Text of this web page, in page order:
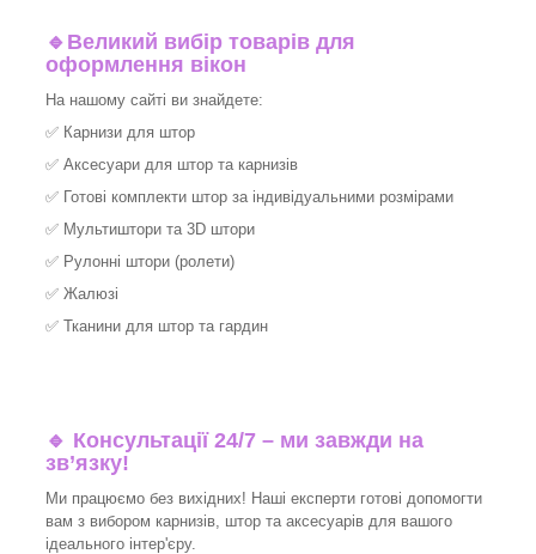
🔹 Великий вибір товарів для
оформлення вікон
На нашому сайті ви знайдете:
✅ Карнизи для штор
✅ Аксесуари для штор та карнизів
✅ Готові комплекти штор за індивідуальними розмірами
✅ Мультиштори та 3D штори
✅ Рулонні штори (ролети)
✅ Жалюзі
✅ Тканини для штор та гардин
🔹 Консультації 24/7 – ми завжди на
зв’язку!
Ми працюємо без вихідних! Наші експерти готові допомогти
вам з вибором карнизів, штор та аксесуарів для вашого
ідеального інтер'єру.​